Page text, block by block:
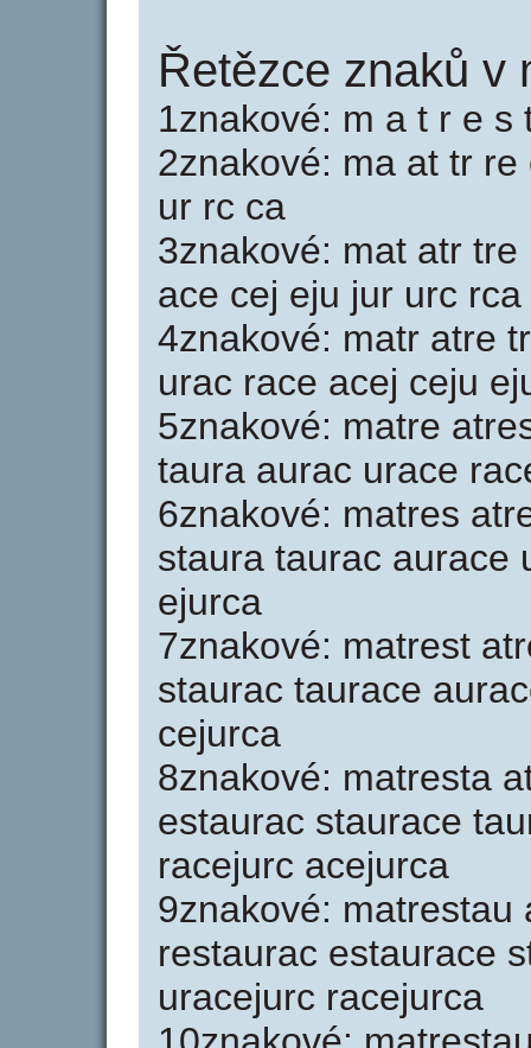
Řetězce znaků v
1znakové: m a t r e s
2znakové: ma at tr
ur rc ca
3znakové: mat atr
ace cej eju jur urc rca
4znakové: matr atre
urac race acej ceju
5znakové: matre
taura aurac urace
6znakové: matres
staura taurac aurace
ejurca
7znakové: matrest
staurac taurace
cejurca
8znakové: matresta
estaurac staurace
racejurc acejurca
9znakové: matrestau
restaurac estaurace
uracejurc racejurca